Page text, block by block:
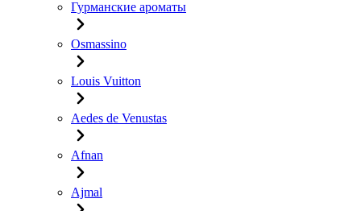
Гурманские ароматы
Osmassino
Louis Vuitton
Aedes de Venustas
Afnan
Ajmal